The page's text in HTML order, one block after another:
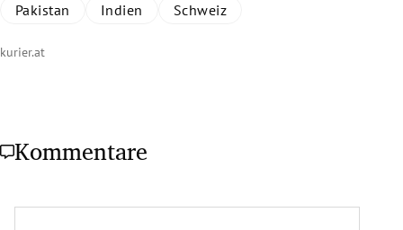
Pakistan Indien Schweiz
kurier.at
Kommentare